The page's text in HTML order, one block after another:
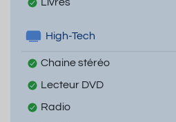
High-Tech
Chaine stéréo
Lecteur DVD
Radio